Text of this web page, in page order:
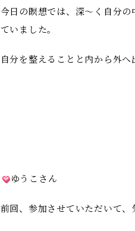
今日の瞑想では、深〜く自分
ていました。
自分を整えることと内から外
ゆうこさん
前回、参加させていただいて、